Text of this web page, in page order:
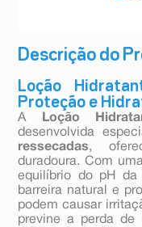
Descrição do
Loção
Proteção e
A Loção
desenvolvida
ressecadas,
duradoura. Com
equilíbrio do pH da
barreira natural e
podem causar
previne a perda de